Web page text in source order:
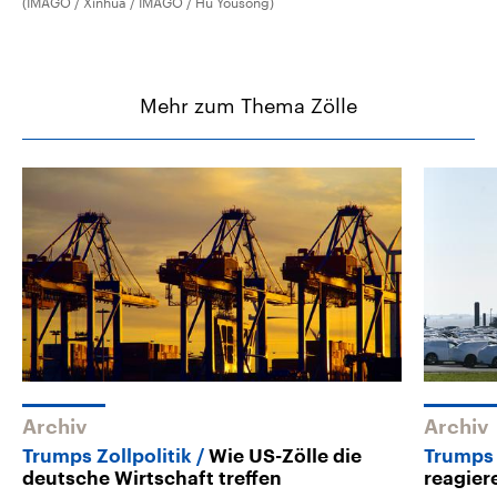
Mehr zum Thema Zölle
Archiv
Trumps Zollpolitik
Wie US-Zölle die
deutsche Wirtschaft treffen
Archiv